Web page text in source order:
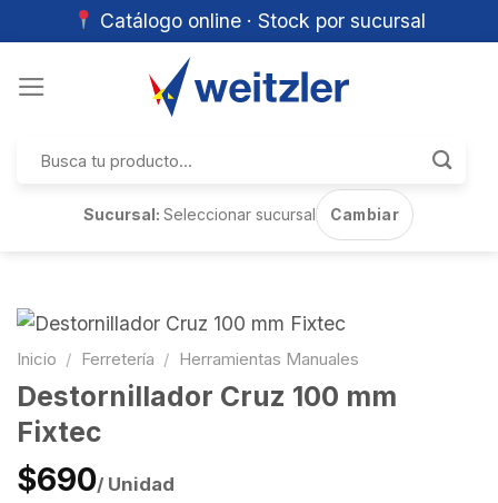
Catálogo online · Stock por sucursal
por:
Sucursal:Seleccionar sucursal Cambiar
Inicio / Ferretería / Herramientas Manuales
Destornillador Cruz 100 mm
Fixtec
$690/ Unidad